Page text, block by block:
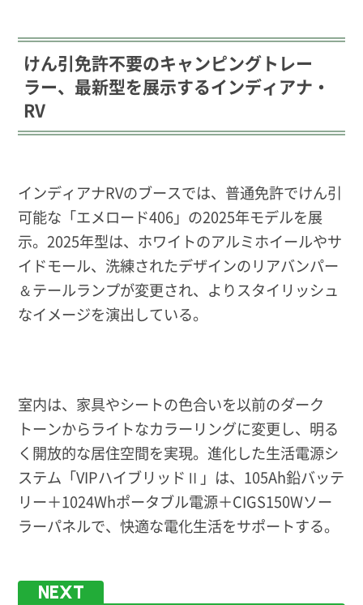
けん引免許不要のキャンピングトレー
ラー、最新型を展示するインディアナ・
RV
インディアナRVのブースでは、普通免許でけん引
可能な「エメロード406」の2025年モデルを展
示。2025年型は、ホワイトのアルミホイールやサ
イドモール、洗練されたデザインのリアバンパー
＆テールランプが変更され、よりスタイリッシュ
なイメージを演出している。
室内は、家具やシートの色合いを以前のダーク
トーンからライトなカラーリングに変更し、明る
く開放的な居住空間を実現。進化した生活電源シ
ステム「VIPハイブリッドⅡ」は、105Ah鉛バッテ
リー＋1024Whポータブル電源＋CIGS150Wソー
ラーパネルで、快適な電化生活をサポートする。